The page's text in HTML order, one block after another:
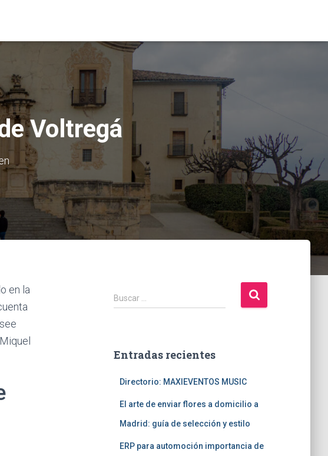
Voltregá
en la
B
u
r
Buscar …
Entradas recientes
Directorio: MAXIEVENTOS MUSIC
El arte de enviar flores a domicilio a
Madrid: guía de selección y estilo
ERP para automoción importancia de